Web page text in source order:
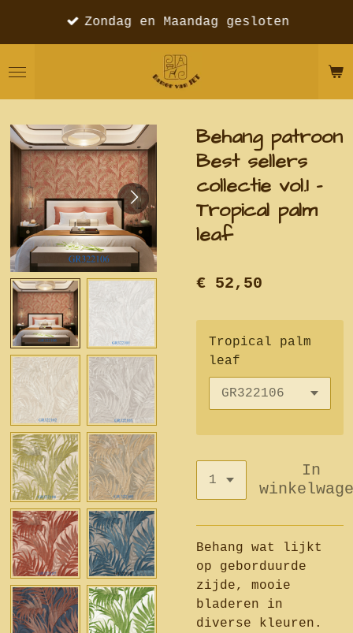
de
Zondag en Maandag gesloten
Behang patroon
Best sellers
collectie vol.1 -
Tropical palm
leaf
€ 52,50
Tropical palm
leaf
In
Behang wat lijkt
op geborduurde
zijde, mooie
bladeren in
diverse kleuren.